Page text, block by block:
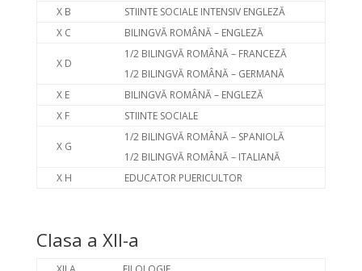
X B
STIINTE SOCIALE INTENSIV ENGLEZĂ
X C
BILINGVĂ ROMÂNĂ – ENGLEZĂ
X D
1/2 BILINGVĂ ROMÂNĂ – FRANCEZĂ
1/2 BILINGVĂ ROMÂNĂ – GERMANĂ
X E
BILINGVĂ ROMÂNĂ – ENGLEZĂ
X F
STIINTE SOCIALE
X G
1/2 BILINGVĂ ROMÂNĂ – SPANIOLĂ
1/2 BILINGVĂ ROMÂNĂ – ITALIANĂ
X H
EDUCATOR PUERICULTOR
Clasa a XII-a